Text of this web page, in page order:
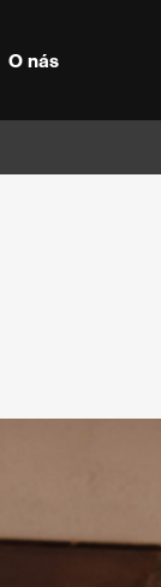
O nás